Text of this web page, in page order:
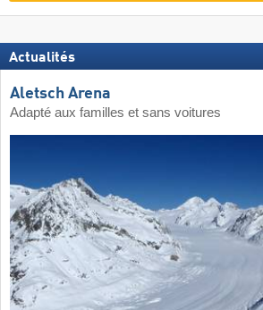
Actualités
Aletsch Arena
Adapté aux familles et sans voitures